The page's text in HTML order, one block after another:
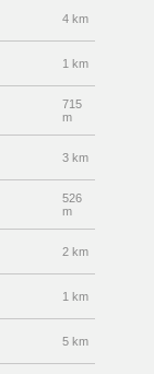
4 km
1 km
715
m
3 km
526
m
2 km
1 km
5 km